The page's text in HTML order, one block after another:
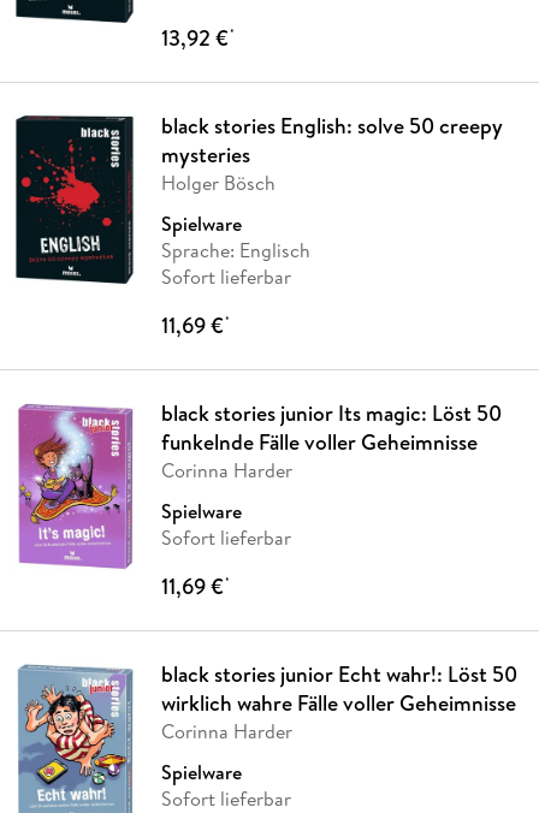
13,92 €*
black stories English: solve 50 creepy
mysteries
Holger Bösch
Spielware
Sprache: Englisch
Sofort lieferbar
11,69 €*
black stories junior Its magic: Löst 50
funkelnde Fälle voller Geheimnisse
Corinna Harder
Spielware
Sofort lieferbar
11,69 €*
black stories junior Echt wahr!: Löst 50
wirklich wahre Fälle voller Geheimnisse
Corinna Harder
Spielware
Sofort lieferbar